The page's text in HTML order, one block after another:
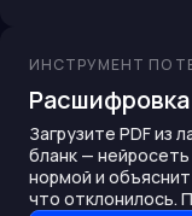
ИНСТРУМЕНТ ПО
Загрузите PDF из
бланк —
нормой и
что отклонилось.